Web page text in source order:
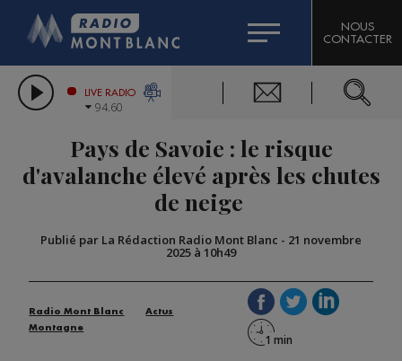
LES CHRONIQUES DE L'EXPERT
CITIZEN MACHINERY
GRAND MASSIF DOMAINES SKIABLES
BIGARD
COMPAGNIE DU MONT-BLANC
NOUS
CONTACTER
LIVE RADIO
94.60
Pays de Savoie : le risque
d'avalanche élevé après les chutes
de neige
Publié par La Rédaction Radio Mont Blanc - 21 novembre
2025 à 10h49
Radio Mont Blanc
Actus
Montagne